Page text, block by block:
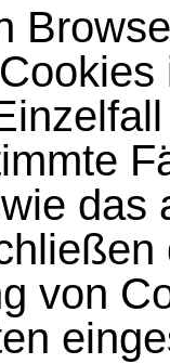
das
von